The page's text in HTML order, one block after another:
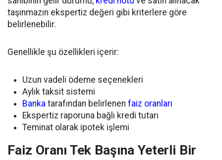
taşınmazın ekspertiz değeri gibi kriterlere göre
belirlenebilir.
Genellikle şu özellikleri içerir:
Uzun vadeli ödeme seçenekleri
Aylık taksit sistemi
Banka tarafından belirlenen faiz oranları
Ekspertiz raporuna bağlı kredi tutarı
Teminat olarak ipotek işlemi
Faiz Oranı Tek Başına Yeterli Bir